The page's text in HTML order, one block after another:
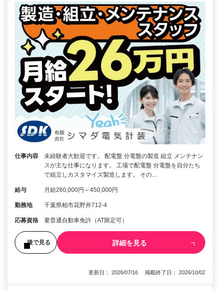
仕事内容
未経験者大歓迎です。 配電盤 分電盤の製造 組立 メンテナン
スが主な仕事になります。 工場で配電盤 分電盤を自分たち
で組立しカスタマイズ製造します。 その…
給与 月給260,000円～450,000円
勤務地 千葉県柏市花野井712-4
応募資格 要普通自動車免許（AT限定可）
後で見る 詳細を見る
更新日： 2026/07/16 掲載終了日： 2026/10/02